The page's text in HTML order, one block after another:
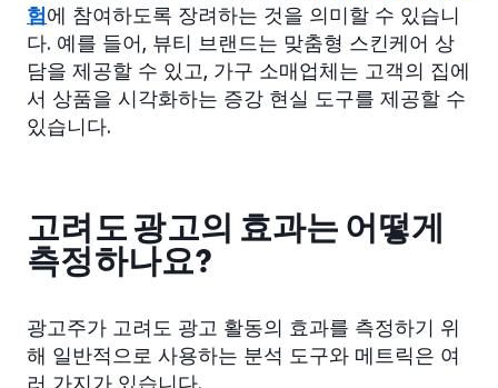
험에 참여하도록 장려하는 것을 의미할 수 있습니
다. 예를 들어, 뷰티 브랜드는 맞춤형 스킨케어 상
담을 제공할 수 있고, 가구 소매업체는 고객의 집에
서 상품을 시각화하는 증강 현실 도구를 제공할 수
있습니다.
고려도 광고의 효과는 어떻게
측정하나요?
광고주가 고려도 광고 활동의 효과를 측정하기 위
해 일반적으로 사용하는 분석 도구와 메트릭은 여
러 가지가 있습니다.